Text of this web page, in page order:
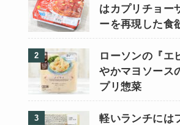
はカプリチョー
ーを再現した食
ローソンの『エ
やかマヨソース
プリ惣菜
軽いランチには